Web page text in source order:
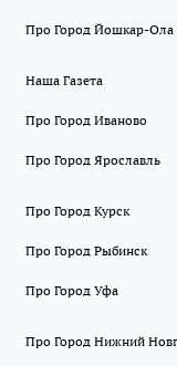
Про Город Йошкар-Ола
Наша Газета
Про Город Иваново
Про Город Ярославль
Про Город Курск
Про Город Рыбинск
Про Город Уфа
Про Город Нижний